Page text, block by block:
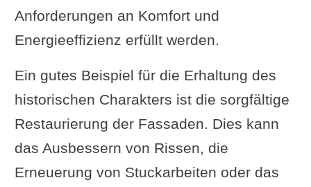
Anforderungen an Komfort und
Energieeffizienz erfüllt werden.
Ein gutes Beispiel für die Erhaltung des
historischen Charakters ist die sorgfältige
Restaurierung der Fassaden. Dies kann
das Ausbessern von Rissen, die
Erneuerung von Stuckarbeiten oder das